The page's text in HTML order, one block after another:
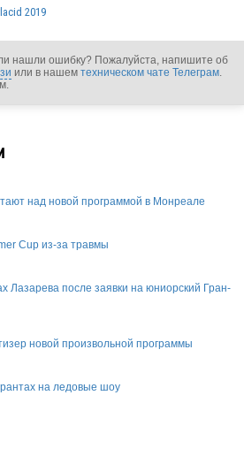
2019
нашли ошибку? Пожалуйста, напишите об
или в нашем техническом чате Телеграм
над новой программой в Монреале
Cup из-за травмы
Лазарева после заявки на юниорский Гран-
новой произвольной программы
на ледовые шоу